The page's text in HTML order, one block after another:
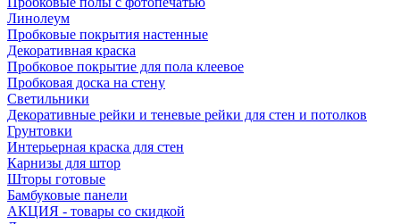
Линолеум
Пробковые покрытия настенные
Декоративная краска
Пробковое покрытие для пола клеевое
Пробковая доска на стену
Светильники
Декоративные рейки и теневые рейки для стен и потолков
Грунтовки
Интерьерная краска для стен
Карнизы для штор
Шторы готовые
Бамбуковые панели
АКЦИЯ - товары со скидкой